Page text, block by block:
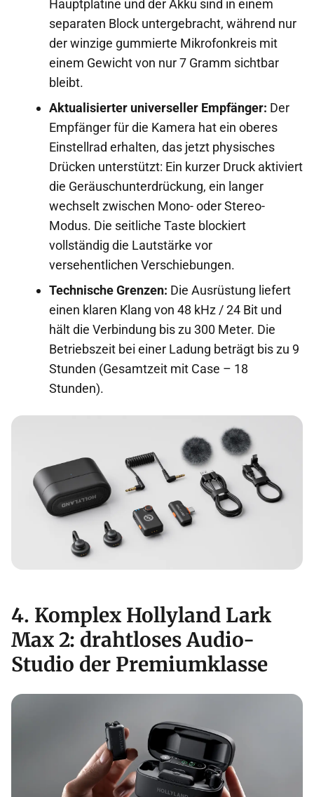
Hauptplatine und der Akku sind in einem
separaten Block untergebracht, während nur
der winzige gummierte Mikrofonkreis mit
einem Gewicht von nur 7 Gramm sichtbar
bleibt.
Aktualisierter universeller Empfänger: Der
Empfänger für die Kamera hat ein oberes
Einstellrad erhalten, das jetzt physisches
Drücken unterstützt: Ein kurzer Druck aktiviert
die Geräuschunterdrückung, ein langer
wechselt zwischen Mono- oder Stereo-
Modus. Die seitliche Taste blockiert
vollständig die Lautstärke vor
versehentlichen Verschiebungen.
Technische Grenzen: Die Ausrüstung liefert
einen klaren Klang von 48 kHz / 24 Bit und
hält die Verbindung bis zu 300 Meter. Die
Betriebszeit bei einer Ladung beträgt bis zu 9
Stunden (Gesamtzeit mit Case – 18
Stunden).
4. Komplex Hollyland Lark
Max 2: drahtloses Audio-
Studio der Premiumklasse